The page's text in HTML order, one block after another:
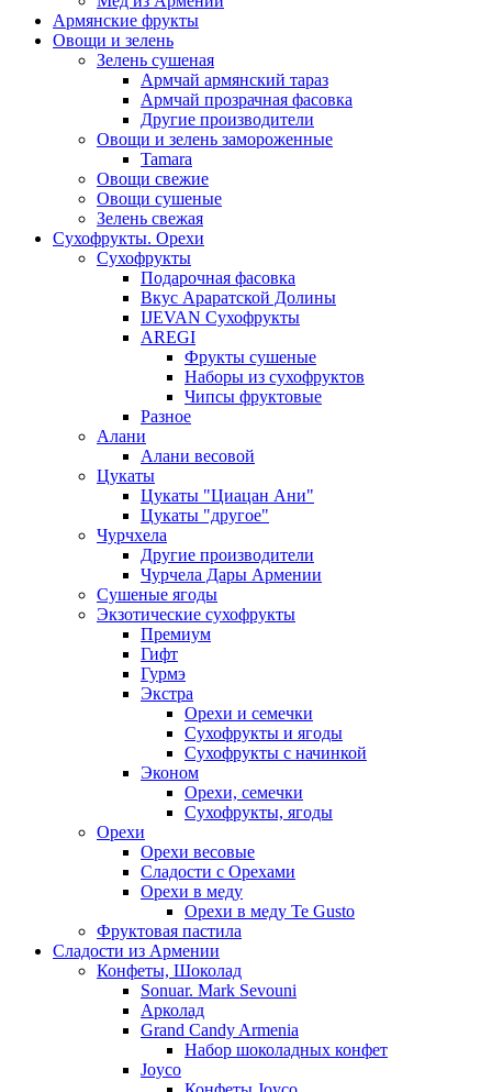
Армянские фрукты
Овощи и зелень
Зелень сушеная
Армчай армянский тараз
Армчай прозрачная фасовка
Другие производители
Овощи и зелень замороженные
Tamara
Овощи свежие
Овощи сушеные
Зелень свежая
Сухофрукты. Орехи
Сухофрукты
Подарочная фасовка
Вкус Араратской Долины
IJEVAN Сухофрукты
AREGI
Фрукты сушеные
Наборы из сухофруктов
Чипсы фруктовые
Разное
Алани
Алани весовой
Цукаты
Цукаты "Циацан Ани"
Цукаты "другое"
Чурчхела
Другие производители
Чурчела Дары Армении
Сушеные ягоды
Экзотические сухофрукты
Премиум
Гифт
Гурмэ
Экстра
Орехи и семечки
Сухофрукты и ягоды
Сухофрукты с начинкой
Эконом
Орехи, семечки
Сухофрукты, ягоды
Орехи
Орехи весовые
Сладости с Орехами
Орехи в меду
Орехи в меду Te Gusto
Фруктовая пастила
Сладости из Армении
Конфеты, Шоколад
Sonuar. Mark Sevouni
Арколад
Grand Candy Armenia
Набор шоколадных конфет
Joyco